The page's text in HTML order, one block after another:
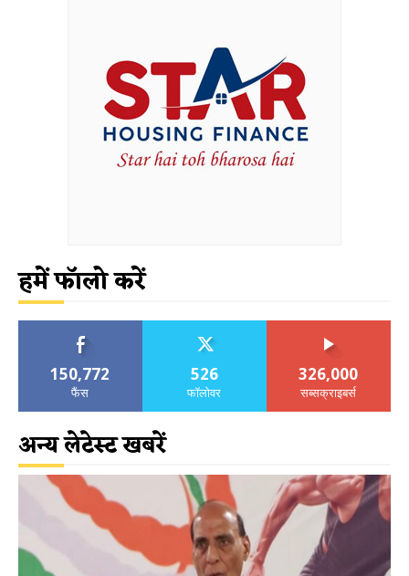
हमें फॉलो करें
150,772
फैंस
526
फॉलोवर
326,000
सब्सक्राइबर्स
अन्य लेटेस्ट खबरें